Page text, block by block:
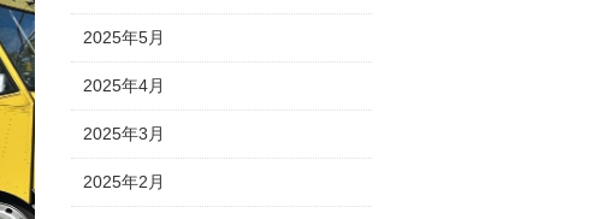
2025年5月
2025年4月
2025年3月
2025年2月